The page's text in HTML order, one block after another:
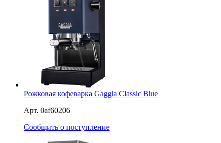
Рожковая кофеварка Gaggia Classic Blue
Арт. 0af60206
Сообщить о поступление